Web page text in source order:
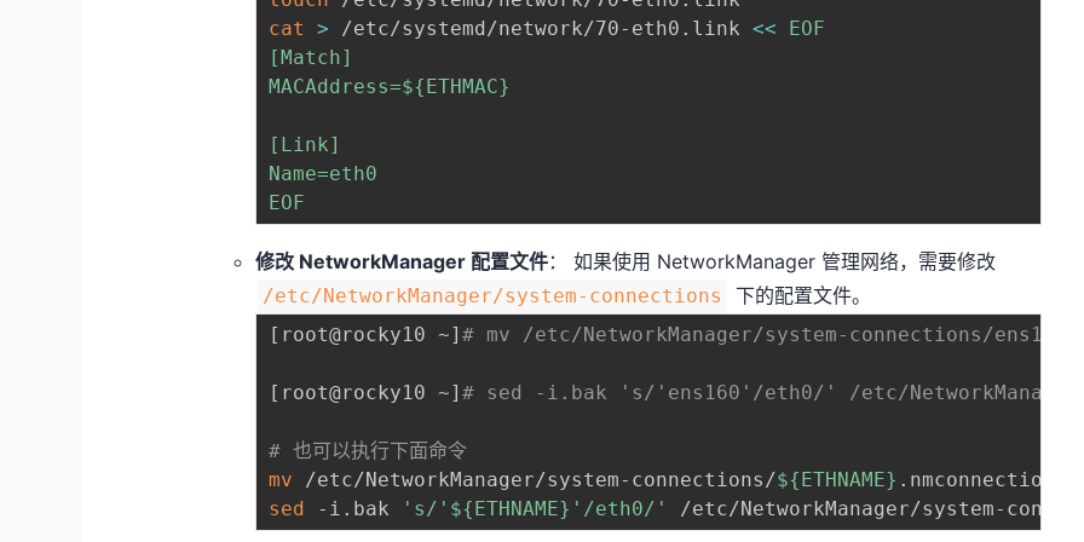
cat
> /etc/systemd/network/70-eth0.link <<
EOF
[Match]
MACAddress=${ETHMAC}
[Link]
Name=eth0
EOF
修改 NetworkManager 配置文件： 如果使用 NetworkManager 管理网络，需要修改
/etc/NetworkManager/system-connections 下的配置文件。
[ root@rocky10 ~]# mv /etc/NetworkManager/system-connections/
[ root@rocky10 ~]# sed -i.bak 's/'ens160'/eth0/' /etc/NetworkManager/
# 也可以执行下面命令
mv /etc/NetworkManager/system-connections/${ETHNAME}
sed -i.bak 's/' ${ETHNAME} '/eth0/'